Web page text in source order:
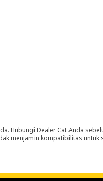
Hubungi Dealer Cat Anda
menjamin kompatibilitas untuk